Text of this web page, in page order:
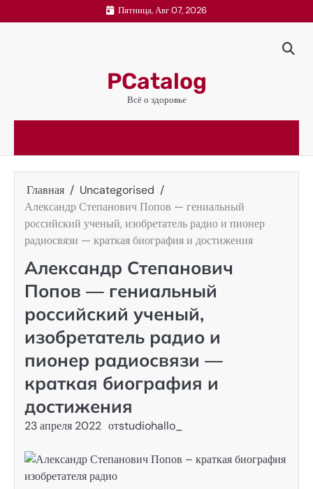
к
Пятница, Авг 07, 2026
PCatalog
Всё о здоровье
Главная
Uncategorised
Александр Степанович Попов — гениальный
российский ученый, изобретатель радио и пионер
радиосвязи — краткая биография и достижения
Александр Степанович
Попов — гениальный
российский ученый,
изобретатель радио и
пионер радиосвязи —
краткая биография и
достижения
23 апреля 2022 отstudiohallo_